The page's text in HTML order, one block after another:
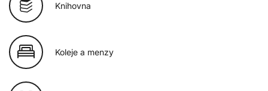
Knihovna
Koleje a menzy